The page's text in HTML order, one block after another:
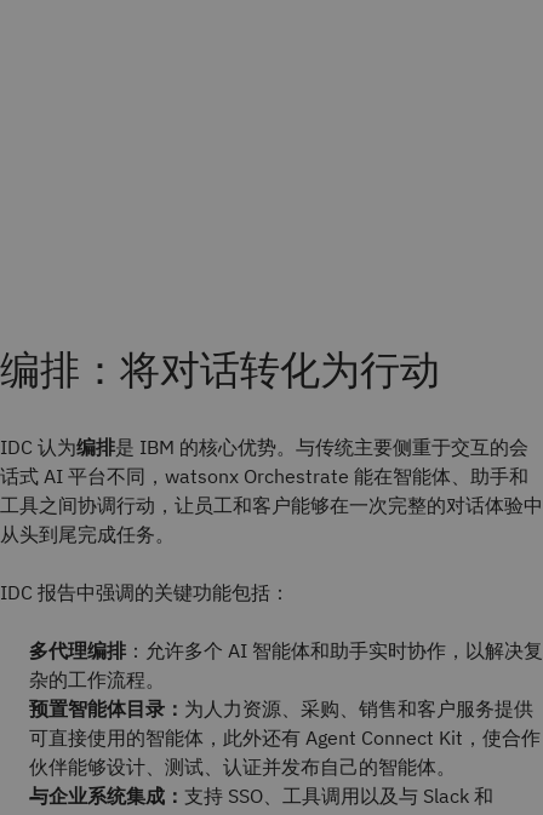
编排：将对话转化为行动
IDC 认为编排是 IBM 的核心优势。与传统主要侧重于交互的会
话式 AI 平台不同，watsonx Orchestrate 能在智能体、助手和
工具之间协调行动，让员工和客户能够在一次完整的对话体验中
从头到尾完成任务。
IDC 报告中强调的关键功能包括：
多代理编排 ：允许多个 AI 智能体和助手实时协作，以解决复
杂的工作流程。
预置智能体目录： 为人力资源、采购、销售和客户服务提供
可直接使用的智能体，此外还有 Agent Connect Kit，使合作
伙伴能够设计、测试、认证并发布自己的智能体。
与企业系统集成： 支持 SSO、工具调用以及与 Slack 和